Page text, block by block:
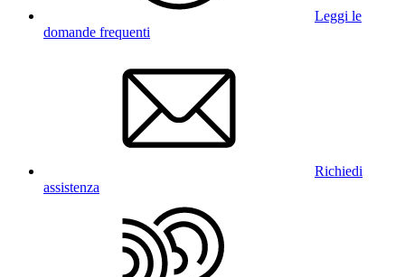
Leggi le
domande frequenti
Richiedi
assistenza